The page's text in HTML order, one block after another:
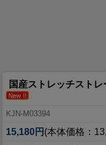
国産ストレッチスト
KJN-M03394
15,180円 (本体価格：